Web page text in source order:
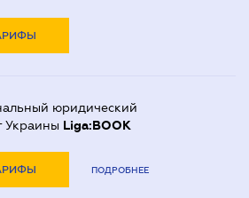
юридический
Украины Liga:BOOK
ПОДРОБНЕЕ